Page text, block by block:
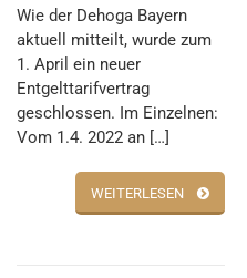
Wie der Dehoga Bayern
aktuell mitteilt, wurde zum
1. April ein neuer
Entgelttarifvertrag
geschlossen. Im Einzelnen:
Vom 1.4. 2022 an […]
WEITERLESEN